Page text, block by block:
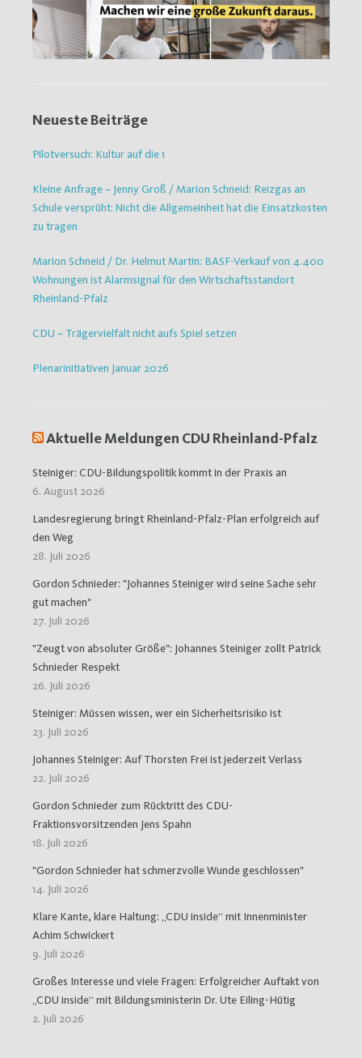
Neueste Beiträge
Pilotversuch: Kultur auf die 1
Kleine Anfrage – Jenny Groß / Marion Schneid: Reizgas an
Schule versprüht: Nicht die Allgemeinheit hat die Einsatzkosten
zu tragen
Marion Schneid / Dr. Helmut Martin: BASF-Verkauf von 4.400
Wohnungen ist Alarmsignal für den Wirtschaftsstandort
Rheinland-Pfalz
CDU – Trägervielfalt nicht aufs Spiel setzen
Plenarinitiativen Januar 2026
Aktuelle Meldungen CDU Rheinland-Pfalz
Steiniger: CDU-Bildungspolitik kommt in der Praxis an
6. August 2026
Landesregierung bringt Rheinland-Pfalz-Plan erfolgreich auf
den Weg
28. Juli 2026
Gordon Schnieder: "Johannes Steiniger wird seine Sache sehr
gut machen"
27. Juli 2026
"Zeugt von absoluter Größe": Johannes Steiniger zollt Patrick
Schnieder Respekt
26. Juli 2026
Steiniger: Müssen wissen, wer ein Sicherheitsrisiko ist
23. Juli 2026
Johannes Steiniger: Auf Thorsten Frei ist jederzeit Verlass
22. Juli 2026
Gordon Schnieder zum Rücktritt des CDU-
Fraktionsvorsitzenden Jens Spahn
18. Juli 2026
"Gordon Schnieder hat schmerzvolle Wunde geschlossen"
14. Juli 2026
Klare Kante, klare Haltung: „CDU inside“ mit Innenminister
Achim Schwickert
9. Juli 2026
Großes Interesse und viele Fragen: Erfolgreicher Auftakt von
„CDU inside“ mit Bildungsministerin Dr. Ute Eiling-Hütig
2. Juli 2026